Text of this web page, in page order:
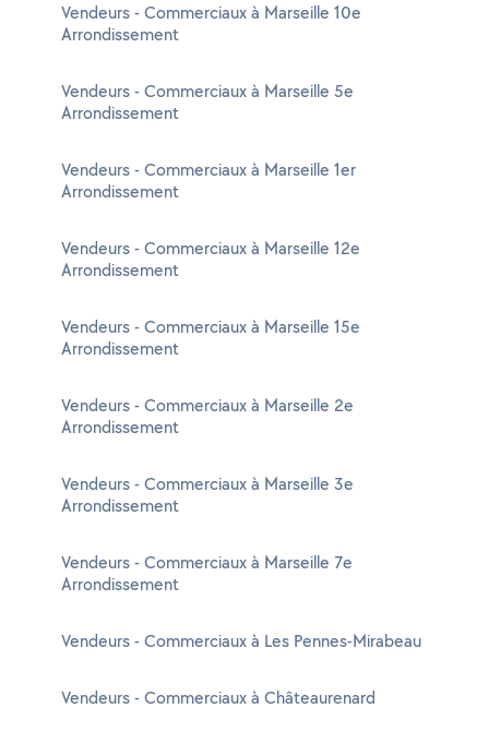
Vendeurs - Commerciaux à Marseille 10e
Arrondissement
Vendeurs - Commerciaux à Marseille 5e
Arrondissement
Vendeurs - Commerciaux à Marseille 1er
Arrondissement
Vendeurs - Commerciaux à Marseille 12e
Arrondissement
Vendeurs - Commerciaux à Marseille 15e
Arrondissement
Vendeurs - Commerciaux à Marseille 2e
Arrondissement
Vendeurs - Commerciaux à Marseille 3e
Arrondissement
Vendeurs - Commerciaux à Marseille 7e
Arrondissement
Vendeurs - Commerciaux à Les Pennes-Mirabeau
Vendeurs - Commerciaux à Châteaurenard